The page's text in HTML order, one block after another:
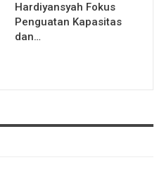
Hardiyansyah Fokus
Penguatan Kapasitas
dan…